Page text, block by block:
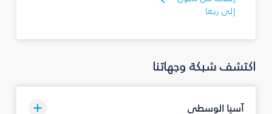
إلى ريغا
اكتشف شبكة وجهاتنا
آسيا الوسطى